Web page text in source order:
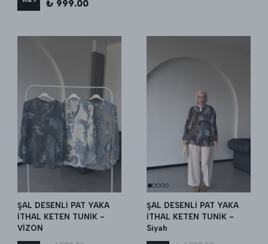
₺ 999.00
ŞAL DESENLİ PAT YAKA
İTHAL KETEN TUNİK -
VİZON
ŞAL DESENLİ PAT YAKA
İTHAL KETEN TUNİK -
Siyah